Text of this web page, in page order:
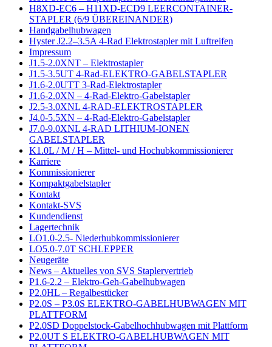
H8XD-EC6 – H11XD-ECD9 LEERCONTAINER-
STAPLER (6/9 ÜBEREINANDER)
Handgabelhubwagen
Hyster J2.2–3.5A 4-Rad Elektrostapler mit Luftreifen
Impressum
J1.5-2.0XNT – Elektrostapler
J1.5-3.5UT 4-Rad-ELEKTRO-GABELSTAPLER
J1.6-2.0UTT 3-Rad-Elektrostapler
J1.6-2.0XN – 4-Rad-Elektro-Gabelstapler
J2.5-3.0XNL 4-RAD-ELEKTROSTAPLER
J4.0-5.5XN – 4-Rad-Elektro-Gabelstapler
J7.0-9.0XNL 4-RAD LITHIUM-IONEN
GABELSTAPLER
K1.0L / M / H – Mittel- und Hochubkommissionierer
Karriere
Kommissionierer
Kompaktgabelstapler
Kontakt
Kontakt-SVS
Kundendienst
Lagertechnik
LO1.0-2.5- Niederhubkommissionierer
LO5.0-7.0T SCHLEPPER
Neugeräte
News – Aktuelles von SVS Staplervertrieb
P1.6-2.2 – Elektro-Geh-Gabelhubwagen
P2.0HL – Regalbestücker
P2.0S – P3.0S ELEKTRO-GABELHUBWAGEN MIT
PLATTFORM
P2.0SD Doppelstock-Gabelhochhubwagen mit Plattform
P2.0UT S ELEKTRO-GABELHUBWAGEN MIT